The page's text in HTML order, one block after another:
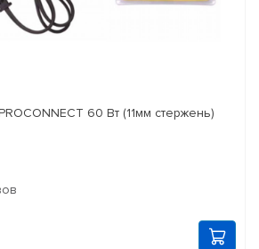
60 Вт (11мм стержень)